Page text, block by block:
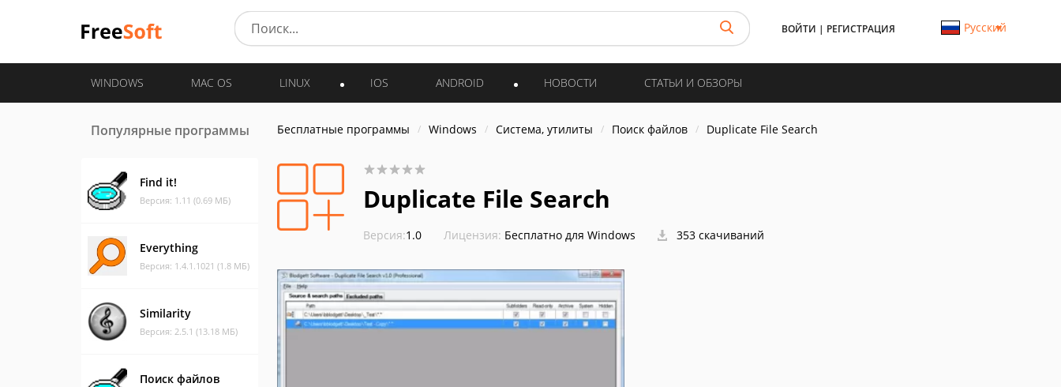
ВОЙТИ | РЕГИСТРАЦИЯ Русский
WINDOWS MAC OS LINUX IOS ANDROID НОВОСТИ СТАТЬИ И ОБЗОРЫ
Популярные программы
Find it!
Версия: 1.11 (0.69 МБ)
Everything
Версия: 1.4.1.1021 (1.8 МБ)
Similarity
Версия: 2.5.1 (13.18 МБ)
Поиск файлов
Бесплатные программы Windows Система, утилиты Поиск файлов Duplicate File Search
Duplicate File Search
Версия:1.0 Лицензия: Бесплатно для Windows 353 скачиваний